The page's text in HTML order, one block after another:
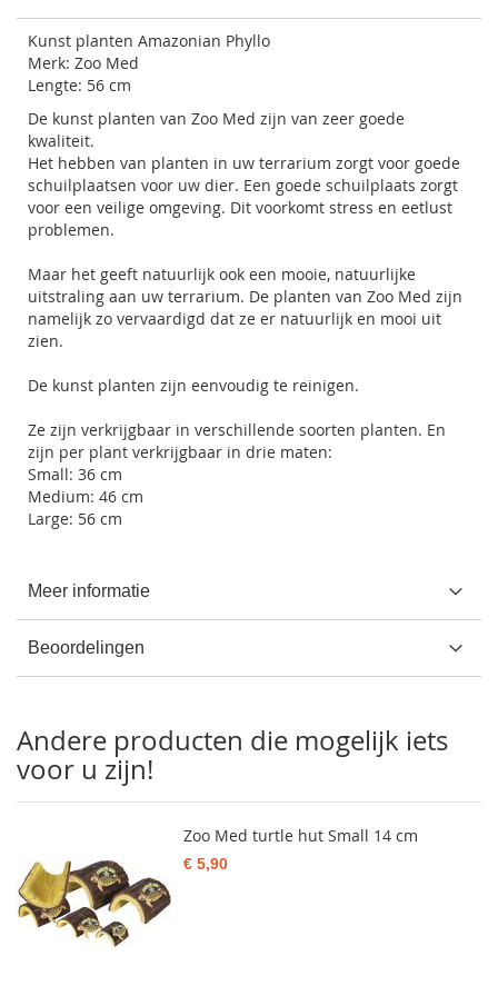
Kunst planten Amazonian Phyllo
Merk: Zoo Med
Lengte: 56 cm
De kunst planten van Zoo Med zijn van zeer goede
kwaliteit.
Het hebben van planten in uw terrarium zorgt voor goede
schuilplaatsen voor uw dier. Een goede schuilplaats zorgt
voor een veilige omgeving. Dit voorkomt stress en eetlust
problemen.
Maar het geeft natuurlijk ook een mooie, natuurlijke
uitstraling aan uw terrarium. De planten van Zoo Med zijn
namelijk zo vervaardigd dat ze er natuurlijk en mooi uit
zien.
De kunst planten zijn eenvoudig te reinigen.
Ze zijn verkrijgbaar in verschillende soorten planten. En
zijn per plant verkrijgbaar in drie maten:
Small: 36 cm
Medium: 46 cm
Large: 56 cm
Meer informatie
Beoordelingen
Andere producten die mogelijk iets
voor u zijn!
Zoo Med turtle hut Small 14 cm
€ 5,90